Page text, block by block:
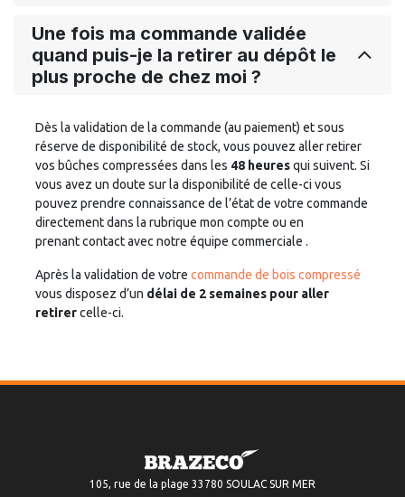
Une fois ma commande validée
quand puis-je la retirer au dépôt le
plus proche de chez moi ?
Dès la validation de la commande (au paiement) et sous
réserve de disponibilité de stock, vous pouvez aller retirer
vos bûches compressées dans les 48 heuresqui suivent. Si
vous avez un doute sur la disponibilité de celle-ci vous
pouvez prendre connaissance de l’état de votre commande
directement dans la rubrique mon compte ou en
prenantcontact avec notre équipe commerciale .
Après la validation de votre commande de bois compressé
vous disposez d’un délai de 2 semaines pour aller
retirercelle-ci.
105, rue de la plage 33780 SOULAC SUR MER